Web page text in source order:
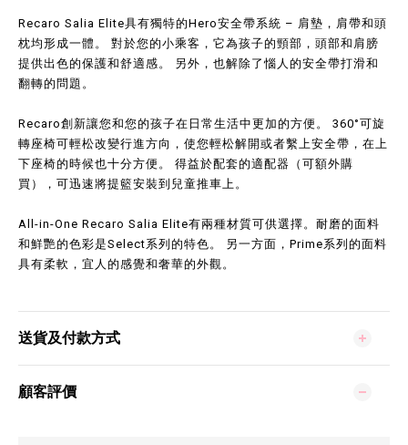
Recaro Salia Elite具有獨特的Hero安全帶系統 – 肩墊，肩帶和頭
枕均形成一體。 對於您的小乘客，它為孩子的頸部，頭部和肩膀
提供出色的保護和舒適感。 另外，也解除了惱人的安全帶打滑和
翻轉的問題。
Recaro創新讓您和您的孩子在日常生活中更加的方便。 360°可旋
轉座椅可輕松改變行進方向，使您輕松解開或者繫上安全帶，在上
下座椅的時候也十分方便。 得益於配套的適配器（可額外購
買），可迅速將提籃安裝到兒童推車上。
All-in-One Recaro Salia Elite有兩種材質可供選擇。耐磨的面料
和鮮艷的色彩是Select系列的特色。 另一方面，Prime系列的面料
具有柔軟，宜人的感覺和奢華的外觀。
送貨及付款方式
顧客評價